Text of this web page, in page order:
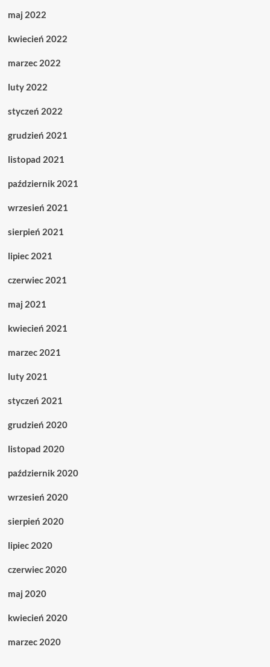
maj 2022
kwiecień 2022
marzec 2022
luty 2022
styczeń 2022
grudzień 2021
listopad 2021
październik 2021
wrzesień 2021
sierpień 2021
lipiec 2021
czerwiec 2021
maj 2021
kwiecień 2021
marzec 2021
luty 2021
styczeń 2021
grudzień 2020
listopad 2020
październik 2020
wrzesień 2020
sierpień 2020
lipiec 2020
czerwiec 2020
maj 2020
kwiecień 2020
marzec 2020